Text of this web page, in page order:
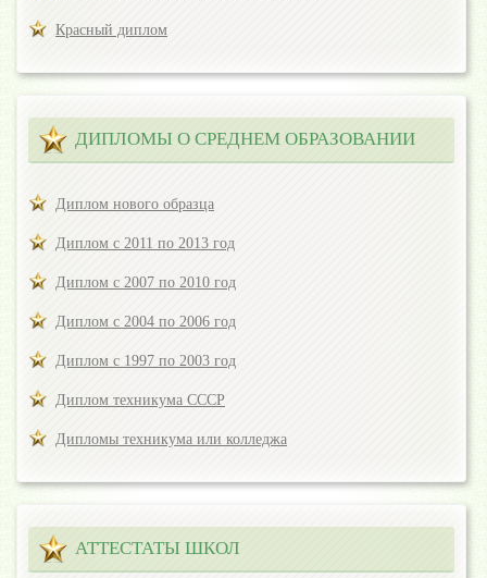
Красный диплом
ДИПЛОМЫ О СРЕДНЕМ ОБРАЗОВАНИИ
Диплом нового образца
Диплом с 2011 по 2013 год
Диплом с 2007 по 2010 год
Диплом с 2004 по 2006 год
Диплом с 1997 по 2003 год
Диплом техникума СССР
Дипломы техникума или колледжа
АТТЕСТАТЫ ШКОЛ